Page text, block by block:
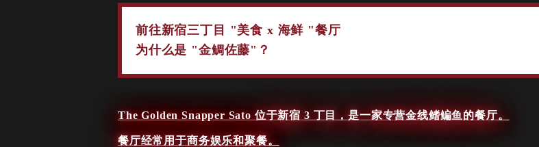
前往新宿三丁目 "美食 x 海鲜 "餐厅
为什么是 "金鲷佐藤"？
The Golden Snapper Sato 位于新宿 3 丁目，是一家专营金线鳍鳊鱼的餐厅。
餐厅经常用于商务娱乐和聚餐。